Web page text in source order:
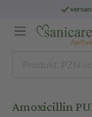
Amoxicillin